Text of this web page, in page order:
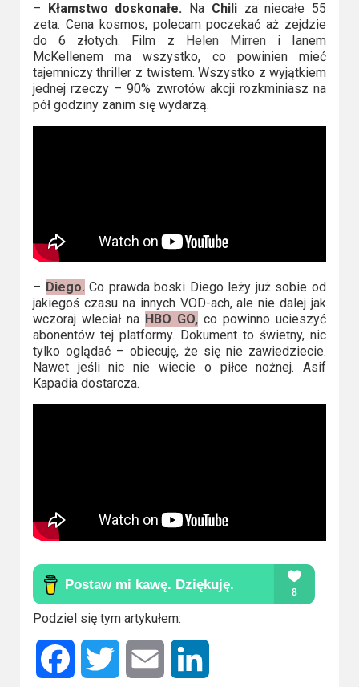
– Kłamstwo doskonałe. Na Chiliza niecałe 55
zeta. Cena kosmos, polecam poczekać aż zejdzie
do 6 złotych. Film z
Helen Mirreni Ianem
McKellenem ma wszystko, co powinien mieć
tajemniczy thriller z twistem. Wszystko z wyjątkiem
jednej rzeczy – 90% zwrotów akcji rozkminiasz na
pół godziny zanim się wydarzą.
– Diego. Co prawda boski Diego leży już sobie od
jakiegoś czasu na innych VOD-ach, ale nie dalej jak
wczoraj wleciał na HBO GO, co powinno ucieszyć
abonentów tej platformy. Dokument to świetny, nic
tylko oglądać – obiecuję, że się nie zawiedziecie.
Nawet jeśli nic nie wiecie o piłce nożnej. Asif
Kapadia dostarcza.
Podziel się tym artykułem:
Facebook Twitter Email